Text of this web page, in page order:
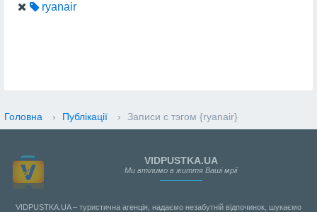
ryanair
Головна › Публікації › Записи с тэгом {ryanair}
VIDPUSTKA.UA
Ми втілимо в життя Ваші мрії
VIDPUSTKA.UA – туристична агенція, надаємо незабутній відпочинок, шукаємо